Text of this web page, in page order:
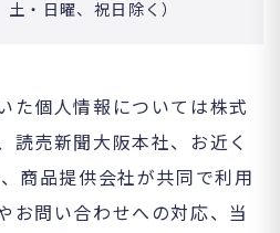
・日曜、祝日除く）
た個人情報については株式
読売新聞大阪本社、お近く
商品提供会社が共同で利用
お問い合わせへの対応、当